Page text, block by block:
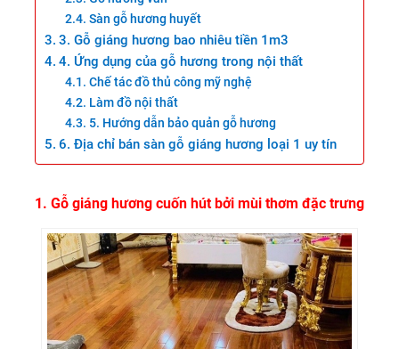
Sàn gỗ hương huyết
3. Gỗ giáng hương bao nhiêu tiền 1m3
4. Ứng dụng của gỗ hương trong nội thất
Chế tác đồ thủ công mỹ nghệ
Làm đồ nội thất
5. Hướng dẫn bảo quản gỗ hương
6. Địa chỉ bán sàn gỗ giáng hương loại 1 uy tín
1. Gỗ giáng hương cuốn hút bởi mùi thơm đặc trưng